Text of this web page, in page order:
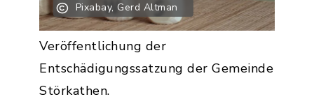
Pixabay, Gerd Altman
Veröffentlichung der
Entschädigungssatzung der Gemeinde
Störkathen.